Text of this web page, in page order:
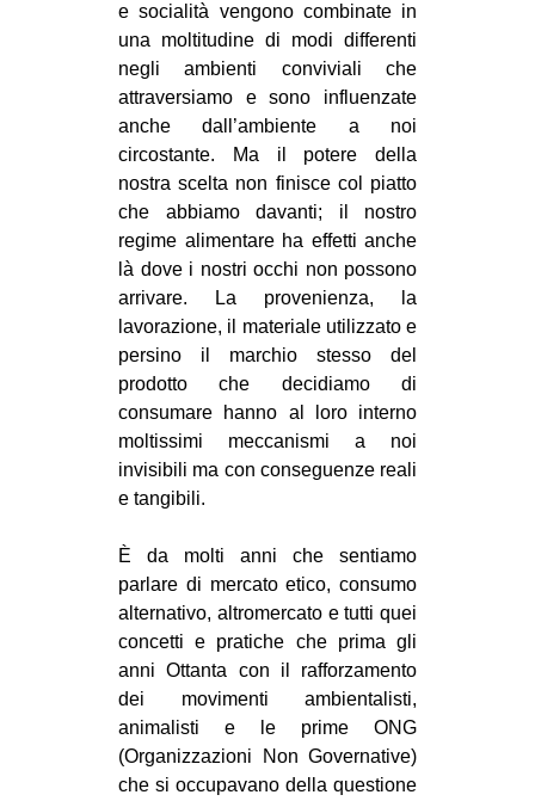
Fb
ms
SEARCH
e socialità vengono combinate in
una moltitudine di modi differenti
negli ambienti conviviali che
attraversiamo e sono influenzate
anche dall’ambiente a noi
circostante. Ma il potere della
nostra scelta non finisce col piatto
che abbiamo davanti; il nostro
regime alimentare ha effetti anche
là dove i nostri occhi non possono
arrivare. La provenienza, la
lavorazione, il materiale utilizzato e
persino il marchio stesso del
prodotto che decidiamo di
consumare hanno al loro interno
moltissimi meccanismi a noi
invisibili ma con conseguenze reali
e tangibili.
È da molti anni che sentiamo
parlare di mercato etico, consumo
alternativo, altromercato e tutti quei
concetti e pratiche che prima gli
anni Ottanta con il rafforzamento
dei movimenti ambientalisti,
animalisti e le prime ONG
(Organizzazioni Non Governative)
che si occupavano della questione